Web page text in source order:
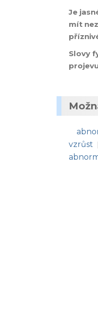
Je
mít
Slovy
vzrůst